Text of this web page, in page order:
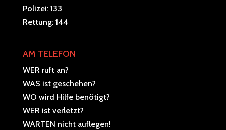
Polizei: 133
Rettung: 144
AM TELEFON
WER ruft an?
WAS ist geschehen?
WO wird Hilfe benötigt?
WER ist verletzt?
WARTEN nicht auflegen!